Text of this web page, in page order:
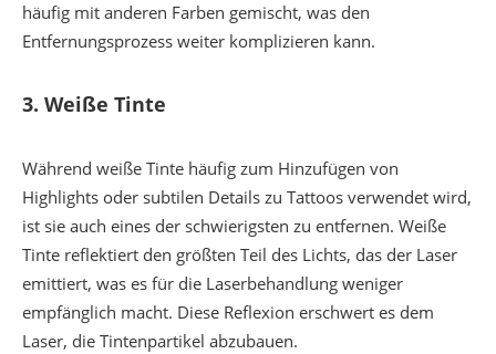
häufig mit anderen Farben gemischt, was den
Entfernungsprozess weiter komplizieren kann.
3. Weiße Tinte
Während weiße Tinte häufig zum Hinzufügen von
Highlights oder subtilen Details zu Tattoos verwendet wird,
ist sie auch eines der schwierigsten zu entfernen. Weiße
Tinte reflektiert den größten Teil des Lichts, das der Laser
emittiert, was es für die Laserbehandlung weniger
empfänglich macht. Diese Reflexion erschwert es dem
Laser, die Tintenpartikel abzubauen.